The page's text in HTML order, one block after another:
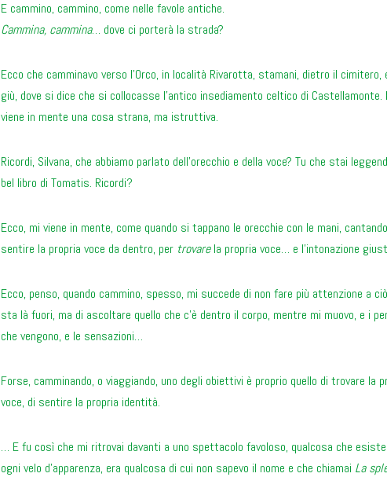
E cammino, cammino, come nelle favole antiche.
Cammina, cammina… dove ci porterà la strada?
Ecco che camminavo verso l’Orco, in località Rivarotta, stamani, dietro il cimitero,
giù, dove si dice che si collocasse l’antico insediamento celtico di Castellamonte.
viene in mente una cosa strana, ma istruttiva.
Ricordi, Silvana, che abbiamo parlato dell’orecchio e della voce? Tu che stai
bel libro di Tomatis. Ricordi?
Ecco, mi viene in mente, come quando si tappano le orecchie con le mani,
sentire la propria voce da dentro, per trovarela propria voce… e l’intonazione
Ecco, penso, quando cammino, spesso, mi succede di non fare più attenzione a
sta là fuori, ma di ascoltare quello che c’è dentro il corpo, mentre mi muovo, e i
che vengono, e le sensazioni…
Forse, camminando, o viaggiando, uno degli obiettivi è proprio quello di trovare la
voce, di sentire la propria identità.
… E fu così che mi ritrovai davanti a uno spettacolo favoloso, qualcosa che
ogni velo d’apparenza, era qualcosa di cui non sapevo il nome e che chiamai La